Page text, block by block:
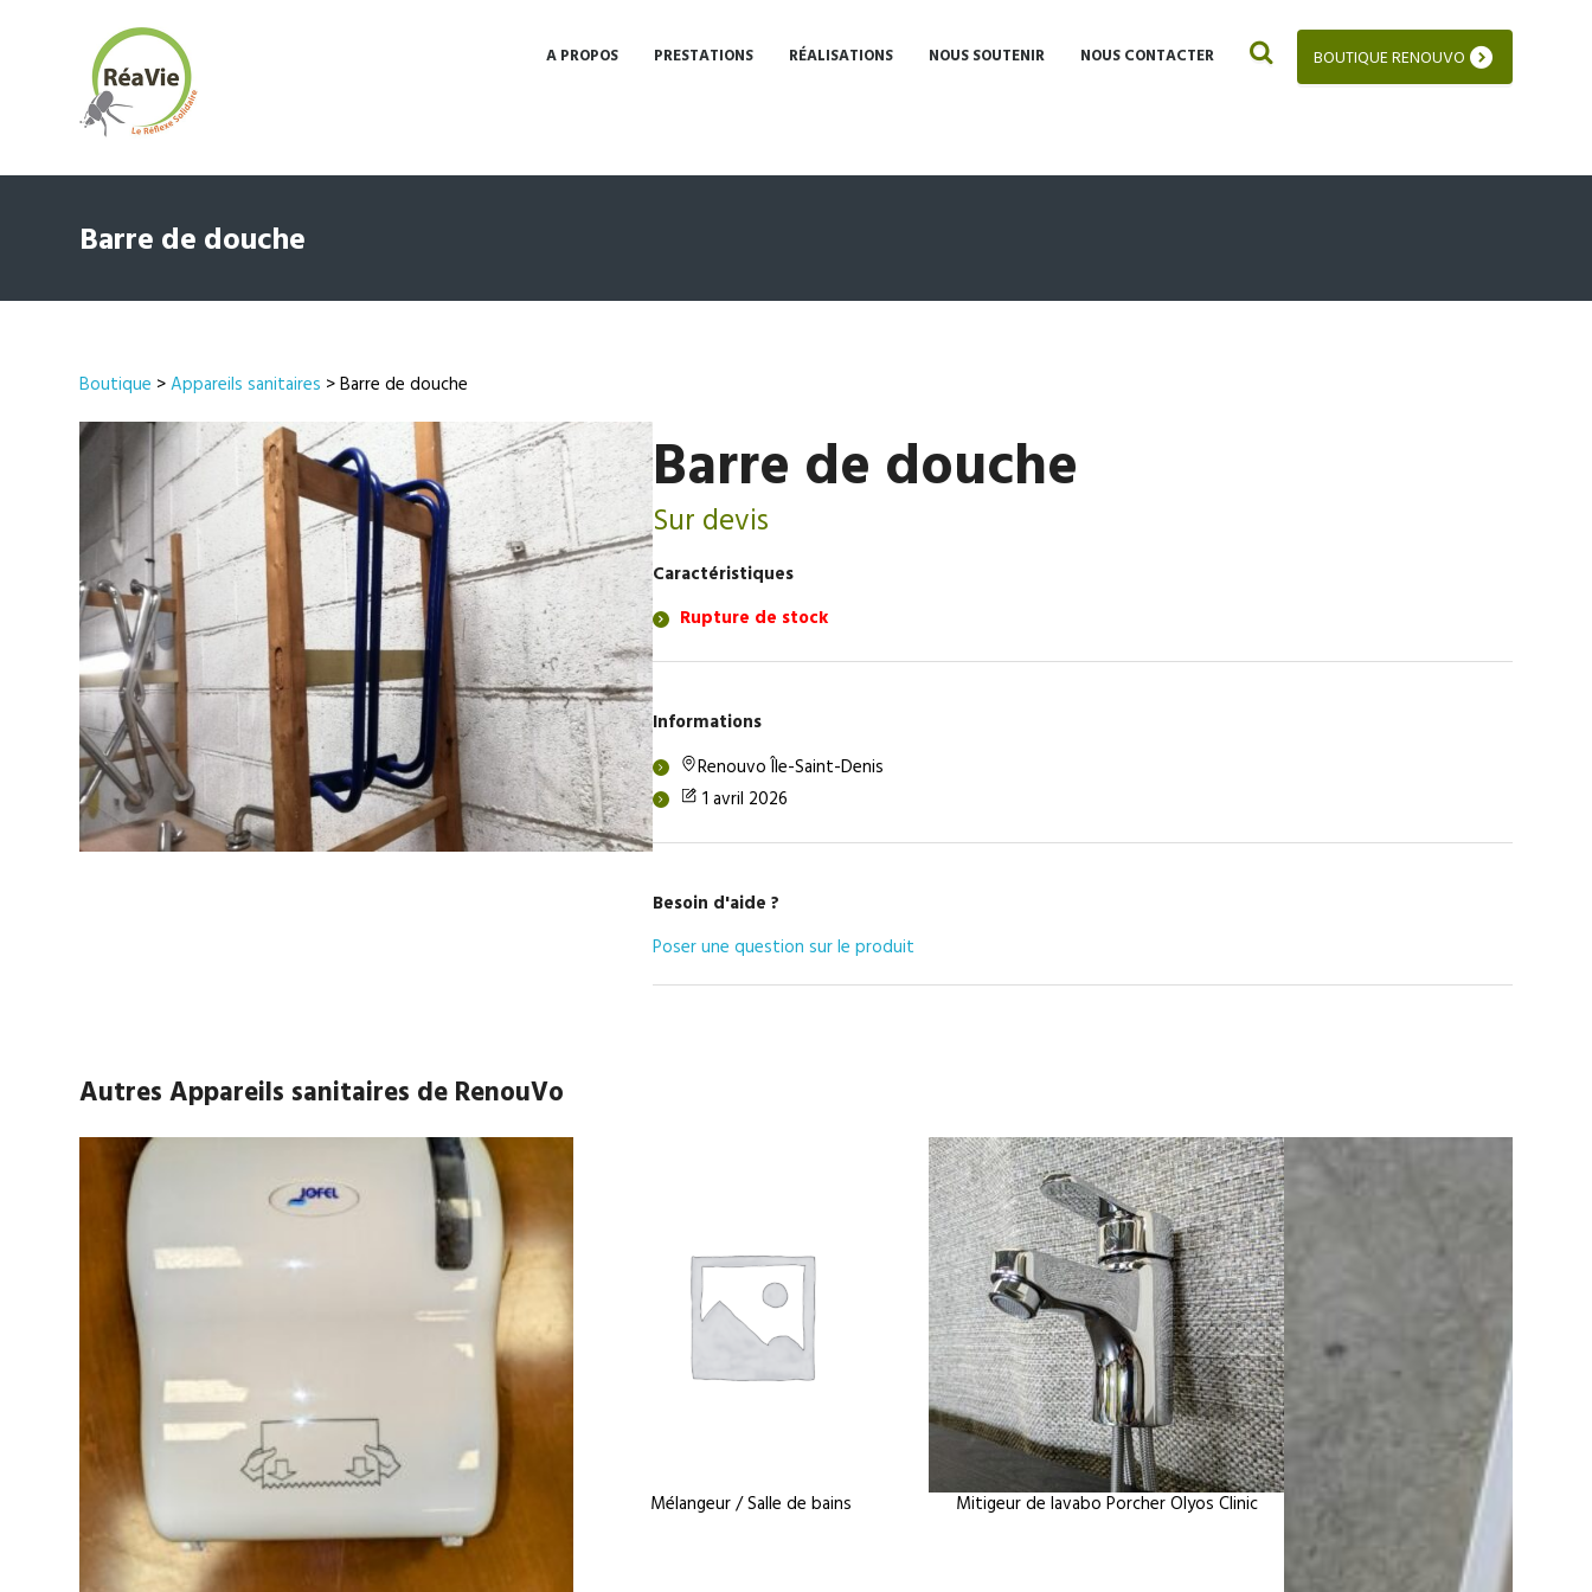
BOUTIQUE RENOUVO
A PROPOS PRESTATIONS RÉALISATIONS NOUS SOUTENIR NOUS CONTACTER
Barre de douche
Boutique >Appareils sanitaires > Barre de douche
Barre de douche
Sur devis
Caractéristiques
Rupture de stock
Informations
Renouvo Île-Saint-Denis
1 avril 2026
Besoin d'aide ?
Poser une question sur le produit
Autres Appareils sanitaires de RenouVo
Mélangeur / Salle de bains Mitigeur de lavabo Porcher Olyos Clinic